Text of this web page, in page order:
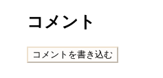
コメント
コメントを書き込む